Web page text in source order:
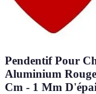
Pendentif Pour
Aluminium
Cm - 1 Mm